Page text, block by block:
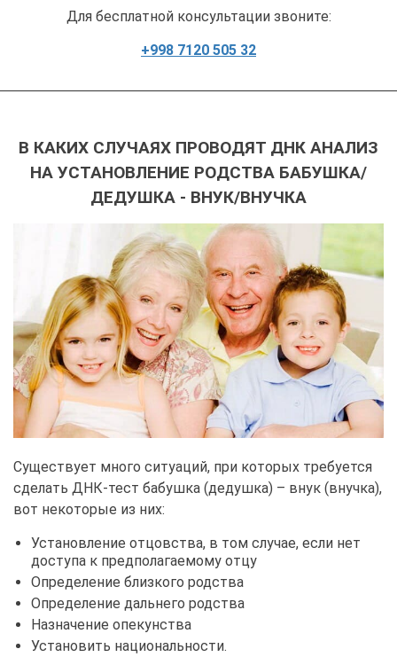
Для бесплатной консультации звоните:
+998 7120 505 32
В КАКИХ СЛУЧАЯХ ПРОВОДЯТ ДНК АНАЛИЗ
НА УСТАНОВЛЕНИЕ РОДСТВА БАБУШКА/
ДЕДУШКА - ВНУК/ВНУЧКА
Существует много ситуаций, при которых требуется
сделать ДНК-тест бабушка (дедушка) – внук (внучка),
вот некоторые из них:
Установление отцовства, в том случае, если нет
доступа к предполагаемому отцу
Определение близкого родства
Определение дальнего родства
Назначение опекунства
Установить национальности.